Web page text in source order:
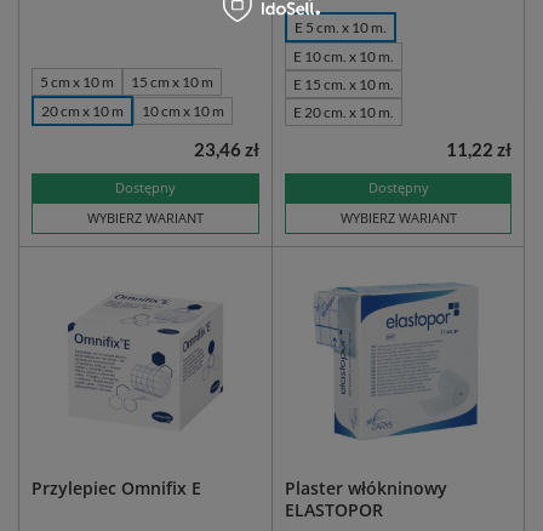
5 cm x 10 m
15 cm x 10 m
20 cm x 10 m
10 cm x 10 m
Dostępny
WYBIERZ WARIANT
23,46 zł
E 5 cm. x 10 m.
E 10 cm. x 10 m.
E 15 cm. x 10 m.
E 20 cm. x 10 m.
Dostępny
WYBIERZ WARIANT
11,22 zł
Przylepiec Omnifix E
Plaster włókninowy
ELASTOPOR